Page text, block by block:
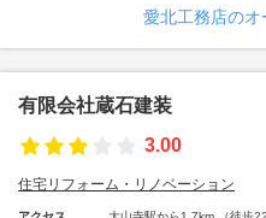
愛北工務店のオ
有限会社蔵石建装
3.00
住宅リフォーム・リノベーション